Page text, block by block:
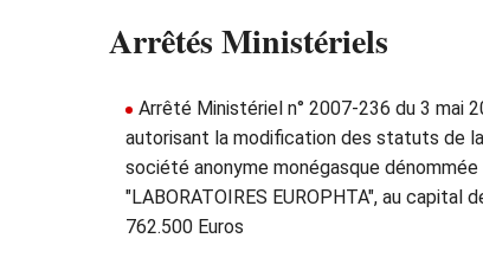
Arrêtés Ministériels
Arrêté Ministériel n° 2007-236 du 3 mai
autorisant la modification des statuts de la
société anonyme monégasque dénommée
"LABORATOIRES EUROPHTA", au capital
762.500 Euros